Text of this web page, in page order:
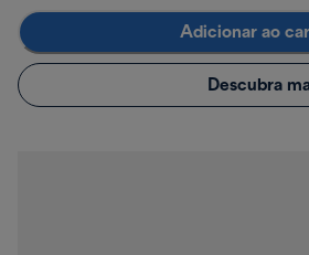
Adicionar ao
Descubra